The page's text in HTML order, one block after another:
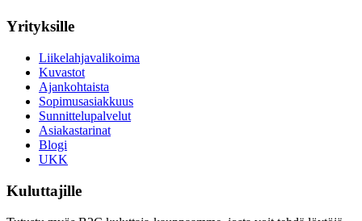
Yrityksille
Liikelahjavalikoima
Kuvastot
Ajankohtaista
Sopimusasiakkuus
Sunnittelupalvelut
Asiakastarinat
Blogi
UKK
Kuluttajille